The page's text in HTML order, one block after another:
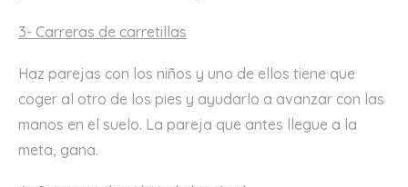
3- Carreras de carretillas
Haz parejas con los niños y uno de ellos tiene que
coger al otro de los pies y ayudarlo a avanzar con las
manos en el suelo. La pareja que antes llegue a la
meta, gana.